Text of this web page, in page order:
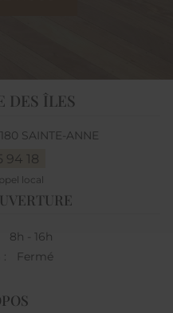
DES ÎLES
SAINTE-ANNE
94 18
8h - 16h
:
Fermé